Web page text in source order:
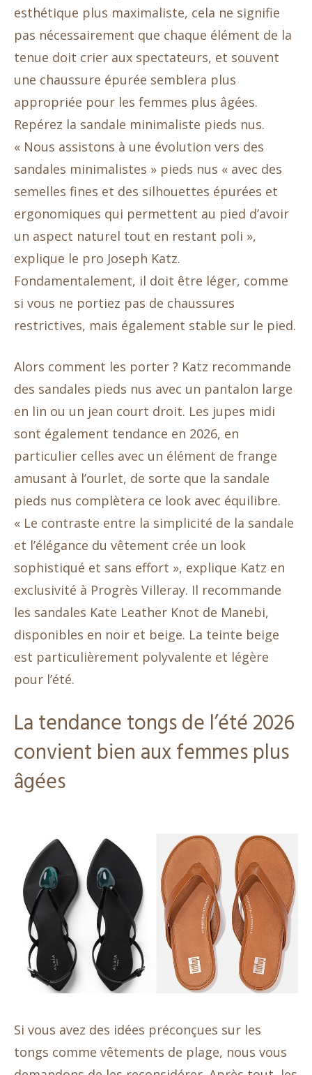
esthétique plus maximaliste, cela ne signifie
pas nécessairement que chaque élément de la
tenue doit crier aux spectateurs, et souvent
une chaussure épurée semblera plus
appropriée pour les femmes plus âgées.
Repérez la sandale minimaliste pieds nus.
« Nous assistons à une évolution vers des
sandales minimalistes » pieds nus « avec des
semelles fines et des silhouettes épurées et
ergonomiques qui permettent au pied d’avoir
un aspect naturel tout en restant poli »,
explique le pro Joseph Katz.
Fondamentalement, il doit être léger, comme
si vous ne portiez pas de chaussures
restrictives, mais également stable sur le pied.
Alors comment les porter ? Katz recommande
des sandales pieds nus avec un pantalon large
en lin ou un jean court droit. Les jupes midi
sont également tendance en 2026, en
particulier celles avec un élément de frange
amusant à l’ourlet, de sorte que la sandale
pieds nus complètera ce look avec équilibre.
« Le contraste entre la simplicité de la sandale
et l’élégance du vêtement crée un look
sophistiqué et sans effort », explique Katz en
exclusivité à Progrès Villeray. Il recommande
les sandales Kate Leather Knot de Manebi,
disponibles en noir et beige. La teinte beige
est particulièrement polyvalente et légère
pour l’été.
La tendance tongs de l’été 2026
convient bien aux femmes plus
âgées
Si vous avez des idées préconçues sur les
tongs comme vêtements de plage, nous vous